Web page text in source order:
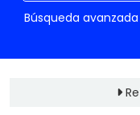
Búsqueda avanzada